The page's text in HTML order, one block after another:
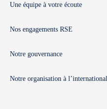
Une équipe à votre écoute
Nos engagements RSE
Notre gouvernance
Notre organisation à l’international